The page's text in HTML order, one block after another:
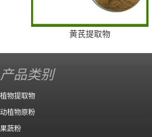
黄芪提取物
产品类别
植物提取物
动植物原粉
果蔬粉